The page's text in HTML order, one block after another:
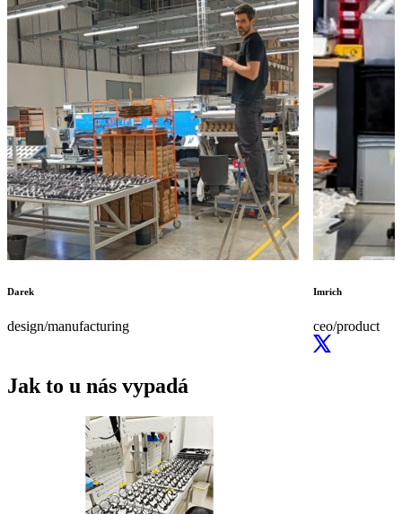
Darek
design/manufacturing
Imrich
ceo/product
Jak to u nás vypadá